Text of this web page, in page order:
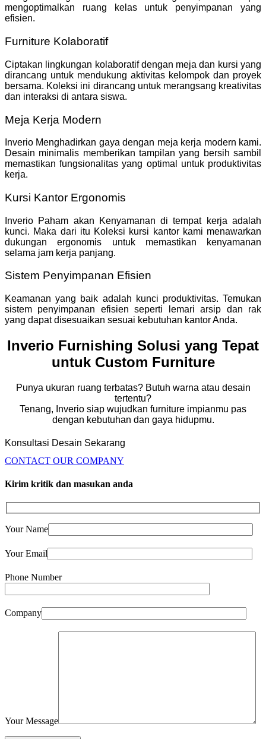
mengoptimalkan ruang kelas untuk penyimpanan yang
efisien.
Furniture Kolaboratif
Ciptakan lingkungan kolaboratif dengan meja dan kursi yang
dirancang untuk mendukung aktivitas kelompok dan proyek
bersama. Koleksi ini dirancang untuk merangsang kreativitas
dan interaksi di antara siswa.
Meja Kerja Modern
Inverio Menghadirkan gaya dengan meja kerja modern kami.
Desain minimalis memberikan tampilan yang bersih sambil
memastikan fungsionalitas yang optimal untuk produktivitas
kerja.
Kursi Kantor Ergonomis
Inverio Paham akan Kenyamanan di tempat kerja adalah
kunci. Maka dari itu Koleksi kursi kantor kami menawarkan
dukungan ergonomis untuk memastikan kenyamanan
selama jam kerja panjang.
Sistem Penyimpanan Efisien
Keamanan yang baik adalah kunci produktivitas. Temukan
sistem penyimpanan efisien seperti lemari arsip dan rak
yang dapat disesuaikan sesuai kebutuhan kantor Anda.
Inverio Furnishing Solusi yang Tepat
untuk Custom Furniture
Punya ukuran ruang terbatas? Butuh warna atau desain
tertentu?
Tenang, Inverio siap wujudkan furniture impianmu pas
dengan kebutuhan dan gaya hidupmu.
Konsultasi Desain Sekarang
CONTACT OUR COMPANY
Kirim kritik dan masukan anda
Your Name
Your Email
Phone Number
Company
Your Message